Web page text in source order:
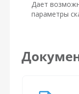
Дает
параметры